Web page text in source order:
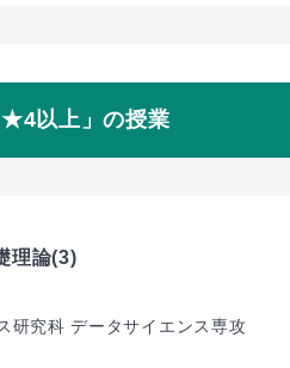
以上」の授業
理論(3)
研究科 データサイエンス専攻